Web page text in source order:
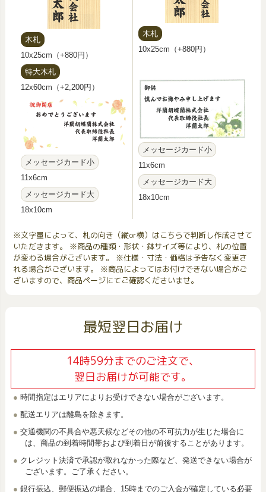
木札
10x25cm（+880円）
特大木札
12x60cm（+2,200円）
メッセージカード小
11x6cm
メッセージカード大
18x10cm
木札
10x25cm（+880円）
メッセージカード小
11x6cm
メッセージカード大
18x10cm
※文字量によって、札の向き（縦or横）はこちらで判断し作成させて
いただきます。 ※商品の種類・形状・鉢サイズ等により、札の位置
が変わる場合がございます。 ※仕様・寸法・価格は予告なく変更さ
れる場合がございます。 ※商品によってはお付けできない場合がご
ざいますので、商品ページにてご確認くださいませ。
最短翌日お届け
14時59分までのご注文で、
翌日お届けが可能です。
時間指定はエリアによりお受けできない場合がございます。
配送エリアは離島を除きます。
交通機関の不具合や悪天候などその他の不可抗力が生じた場合に
は、商品の到着時間帯および到着日が前後することがあります。
クレジット決済で承認が取れなかった際など、発送できない場合が
ございます。ご了承ください。
銀行振込、郵便振込の場合、15時までのご入金が確定している必要